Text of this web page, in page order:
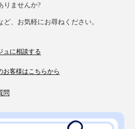
りませんか?
、お気軽にお尋ねください。
ュに相談する
お客様はこちらから
問